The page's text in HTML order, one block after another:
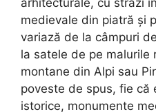
medievale din piatră și
variază de la câmpuri
la satele de pe malurile
montane din Alpi sau
poveste de spus, fie că
istorice, monumente